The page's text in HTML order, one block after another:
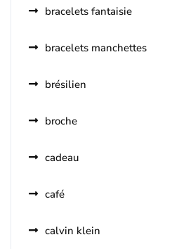
bracelets fantaisie
bracelets manchettes
brésilien
broche
cadeau
café
calvin klein